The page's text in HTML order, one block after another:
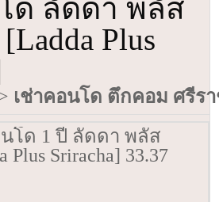
ด ลัดดา พลัส
Plus
เช่าคอนโด ตึกคอม ศรีร
นโด 1 ปี ลัดดา พลัส
Plus Sriracha] 33.37